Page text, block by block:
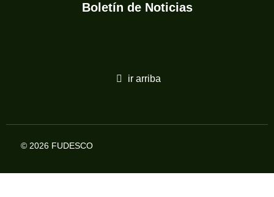
Boletín de Noticias
ir arriba
© 2026 FUDESCO